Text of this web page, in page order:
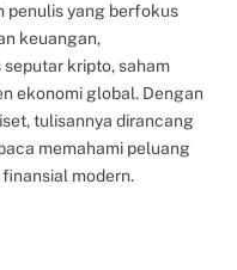
penulis yang berfokus
keuangan,
kripto, saham
ekonomi global. Dengan
tulisannya dirancang
memahami peluang
modern.